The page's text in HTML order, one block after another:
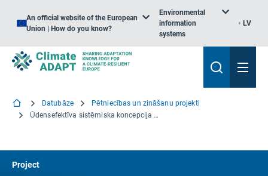
An official website of the European
Union | How do you know?
Environmental
information
systems
LV
Datubāze
Pētniecības un zināšanu projekti
Ūdensefektīva sistēmiska koncepcija attiecībā uz pielāgošanos klimata pārmaiņām pilsētu teritorijās
Project